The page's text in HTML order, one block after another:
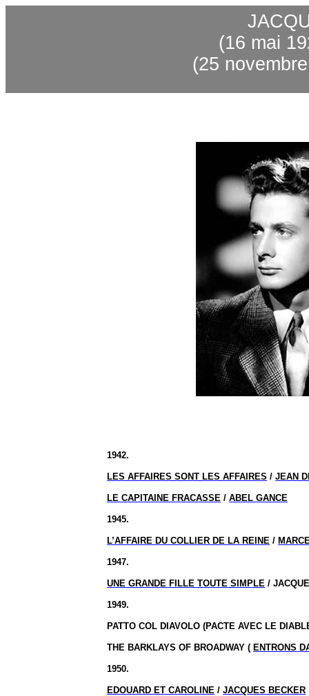
(16 mai
(25
1942.
LES AFFAIRES SONT LES AFFAIRES /JEAN
LE CAPITAINE FRACASSE /ABEL GANCE
1945.
L’AFFAIRE DU COLLIER DE LA REINE /
1947.
UNE GRANDE FILLE TOUTE SIMPLE /
1949.
PATTO COL DIAVOLO (PACTE AVEC LE
THE BARKLAYS OF BROADWAY ( ENTRONS
1950.
EDOUARD ET CAROLINE /JACQUES BECKER